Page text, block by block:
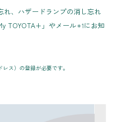
れ、ハザードランプの消し忘れ
TOYOTA+」やメール＊1にお知
ス）の登録が必要です。